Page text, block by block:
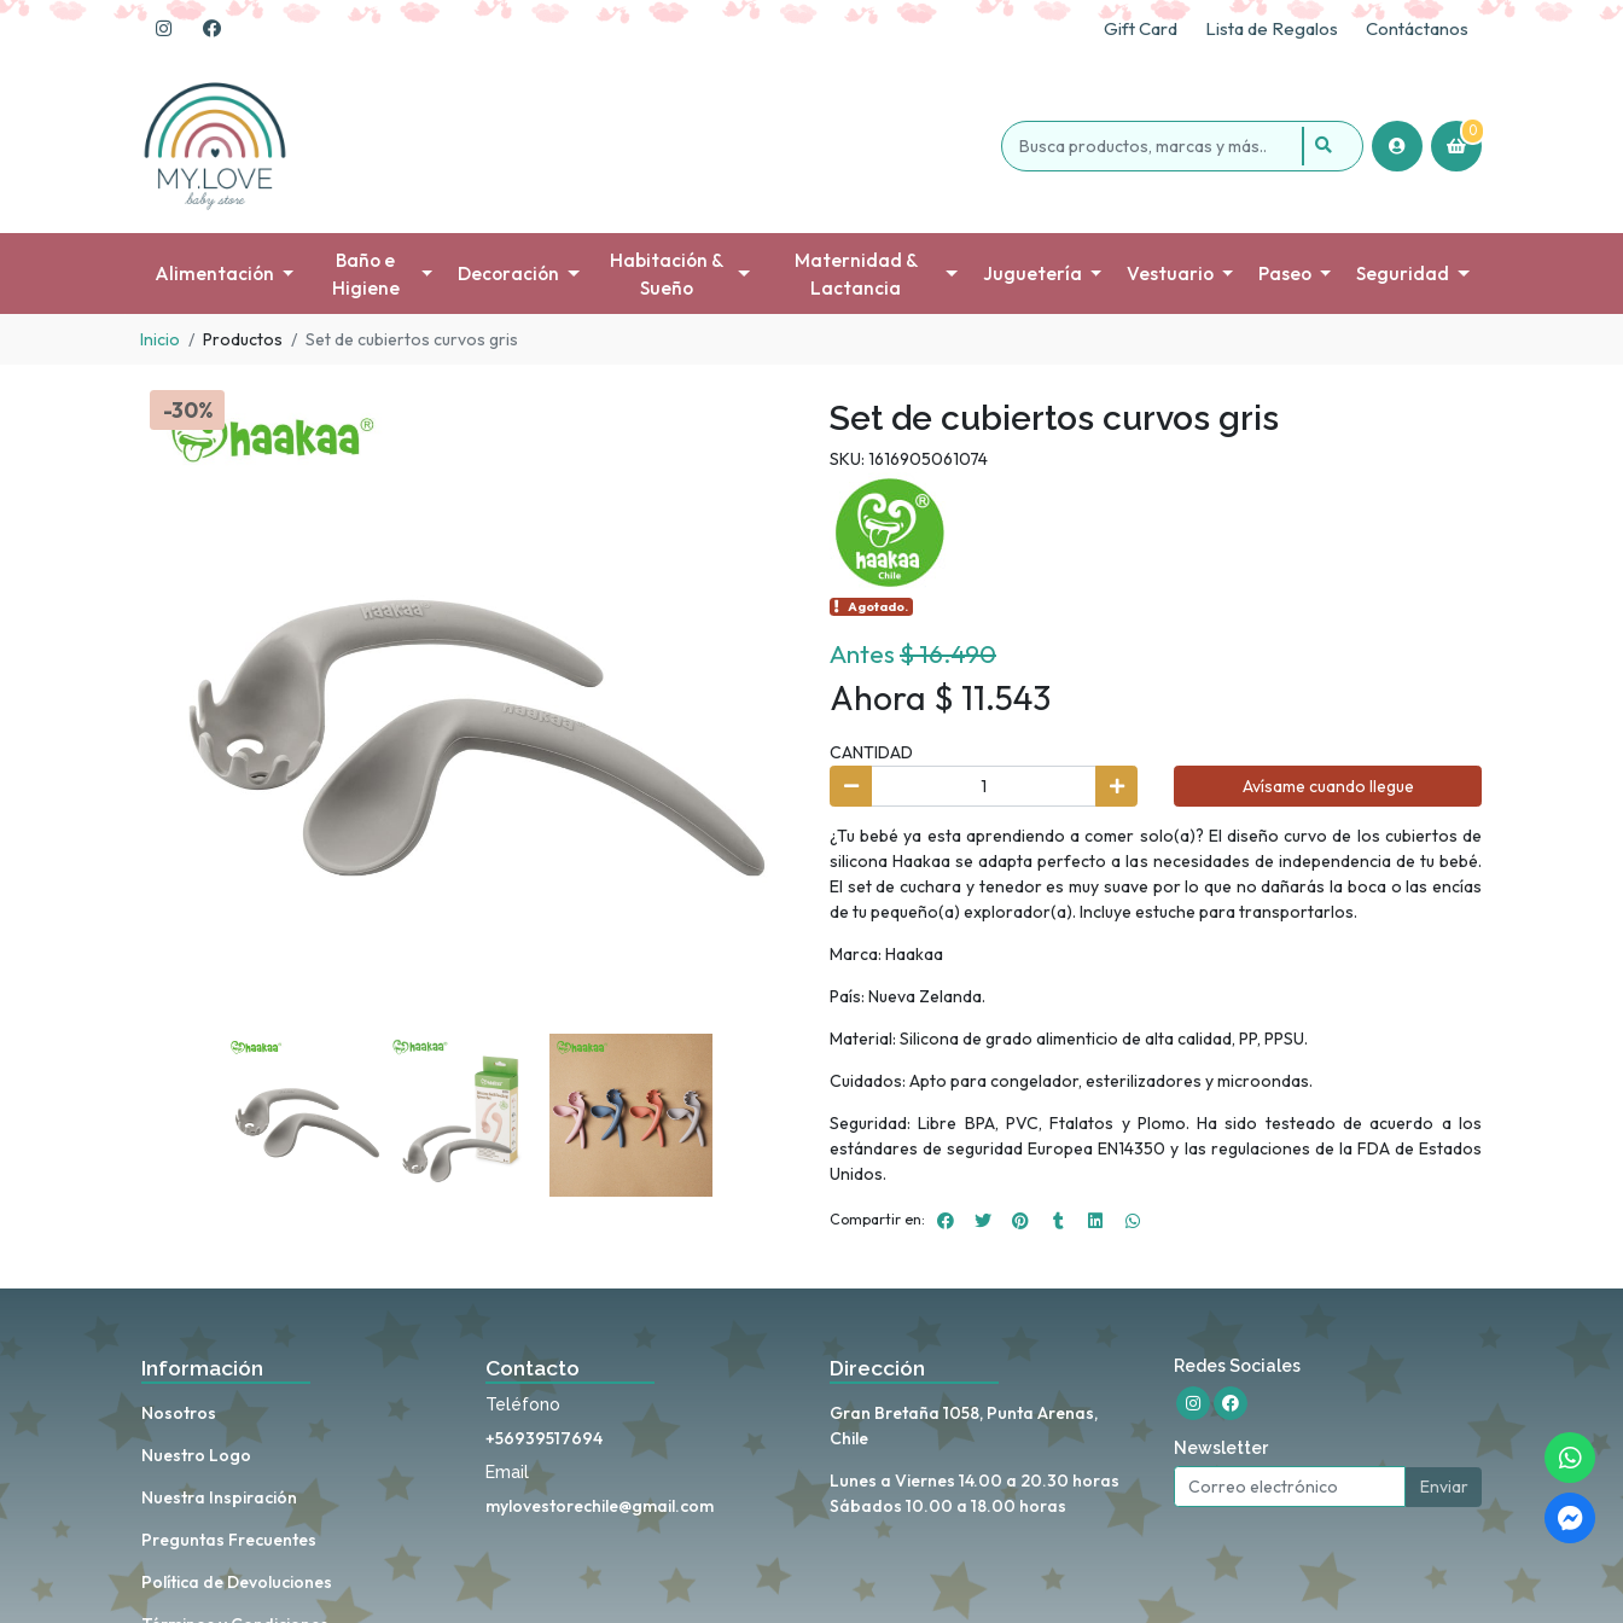
Gift Card Lista de Regalos Contáctanos
0
Alimentación
Baño e
Higiene
Decoración
Habitación &
Sueño
Maternidad &
Lactancia
Juguetería Vestuario Paseo Seguridad
Inicio Productos Set de cubiertos curvos gris
-30% Set de cubiertos curvos gris
SKU: 1616905061074
Agotado.
Antes$ 16.490
Ahora $ 11.543
CANTIDAD
Avísame cuando llegue
¿Tu bebé ya esta aprendiendo a comer solo(a)? El diseño curvo de los cubiertos de
silicona Haakaa se adapta perfecto a las necesidades de independencia de tu bebé.
El set de cuchara y tenedor es muy suave por lo que no dañarás la boca o las encías
de tu pequeño(a) explorador(a). Incluye estuche para transportarlos.
Marca: Haakaa
País: Nueva Zelanda.
Material: Silicona de grado alimenticio de alta calidad, PP, PPSU.
Cuidados: Apto para congelador, esterilizadores y microondas.
Seguridad: Libre BPA, PVC, Ftalatos y Plomo. Ha sido testeado de acuerdo a los
estándares de seguridad Europea EN14350 y las regulaciones de la FDA de Estados
Unidos.
Compartir en:
Información
Nosotros
Nuestro Logo
Nuestra Inspiración
Preguntas Frecuentes
Política de Devoluciones
Contacto
Teléfono
+56939517694
Email
mylovestorechile@gmail.com
Dirección
Gran Bretaña 1058, Punta Arenas,
Chile
Lunes a Viernes 14.00 a 20.30 horas
Sábados 10.00 a 18.00 horas
Redes Sociales
Newsletter
Enviar